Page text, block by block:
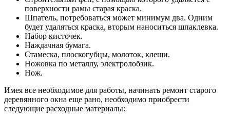
поверхности рамы старая краска.
Шпатель, потребоваться может минимум два. Одним
будет удаляться краска, вторым наноситься шпаклевка.
Набор кисточек.
Наждачная бумага.
Стамеска, плоскогубцы, молоток, клещи.
Ножовка по металлу, электролобзик.
Нож.
Имея все необходимое для работы, начинать ремонт старого
деревянного окна еще рано, необходимо приобрести
следующие расходные материалы: